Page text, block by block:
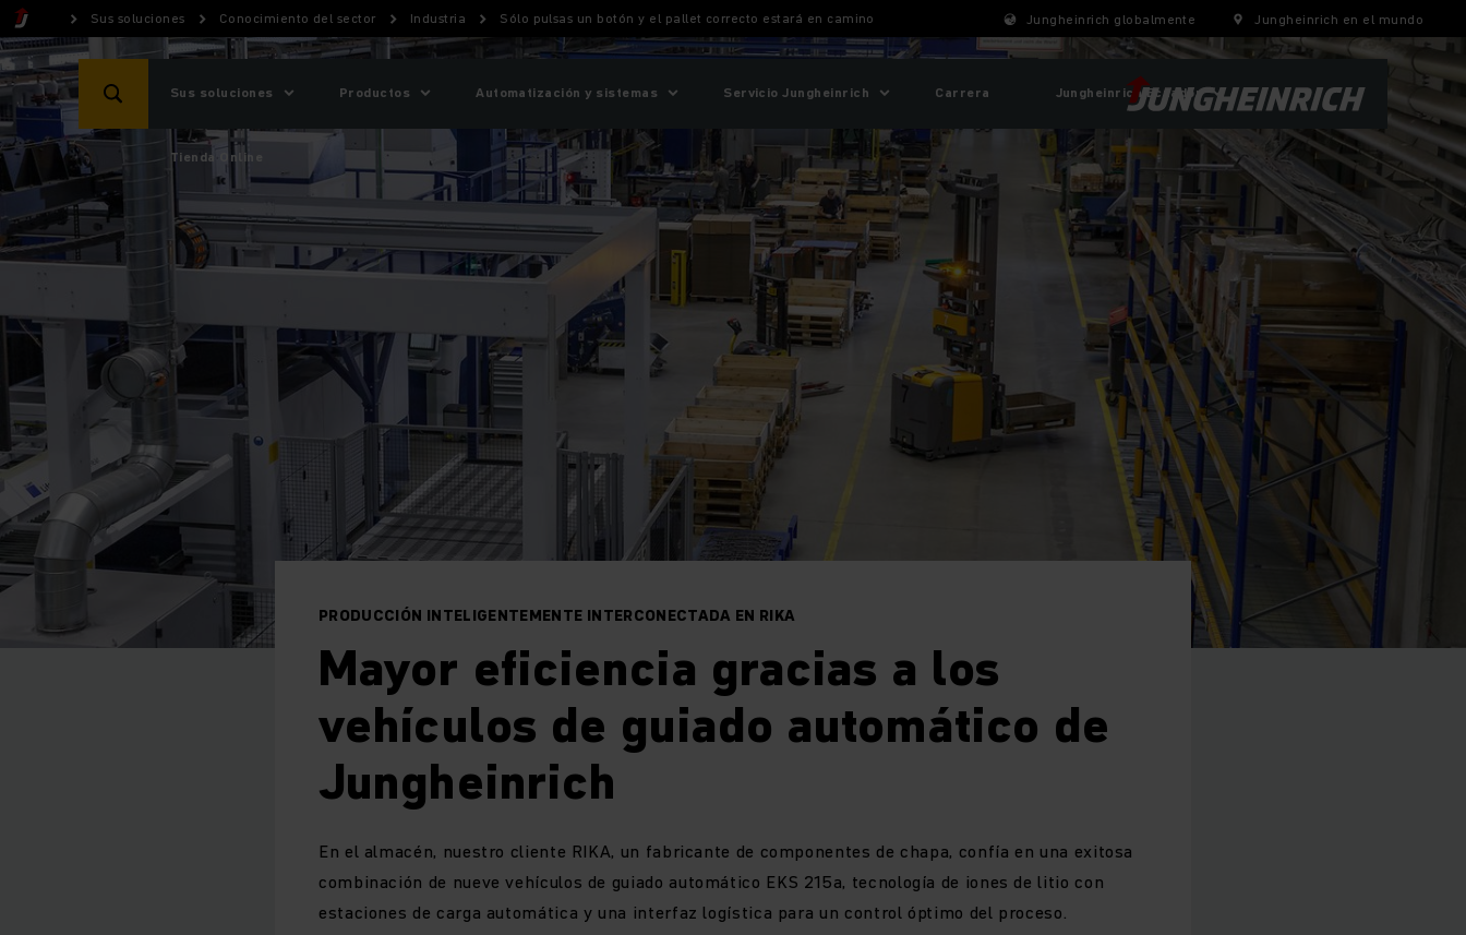
Sus soluciones Conocimiento del sector Industria Sólo pulsas un botón y el pallet correcto estará en camino Jungheinrich globalmente Jungheinrich en el mundo
Sus soluciones Productos Automatización y sistemas Servicio Jungheinrich Carrera Jungheinrich Ecuador
Tienda Online
PRODUCCIÓN INTELIGENTEMENTE INTERCONECTADA EN RIKA
Mayor eficiencia gracias a los
vehículos de guiado automático de
Jungheinrich
En el almacén, nuestro cliente RIKA, un fabricante de componentes de chapa, confía en una exitosa
combinación de nueve vehículos de guiado automático EKS 215a, tecnología de iones de litio con
estaciones de carga automática y una interfaz logística para un control óptimo del proceso.